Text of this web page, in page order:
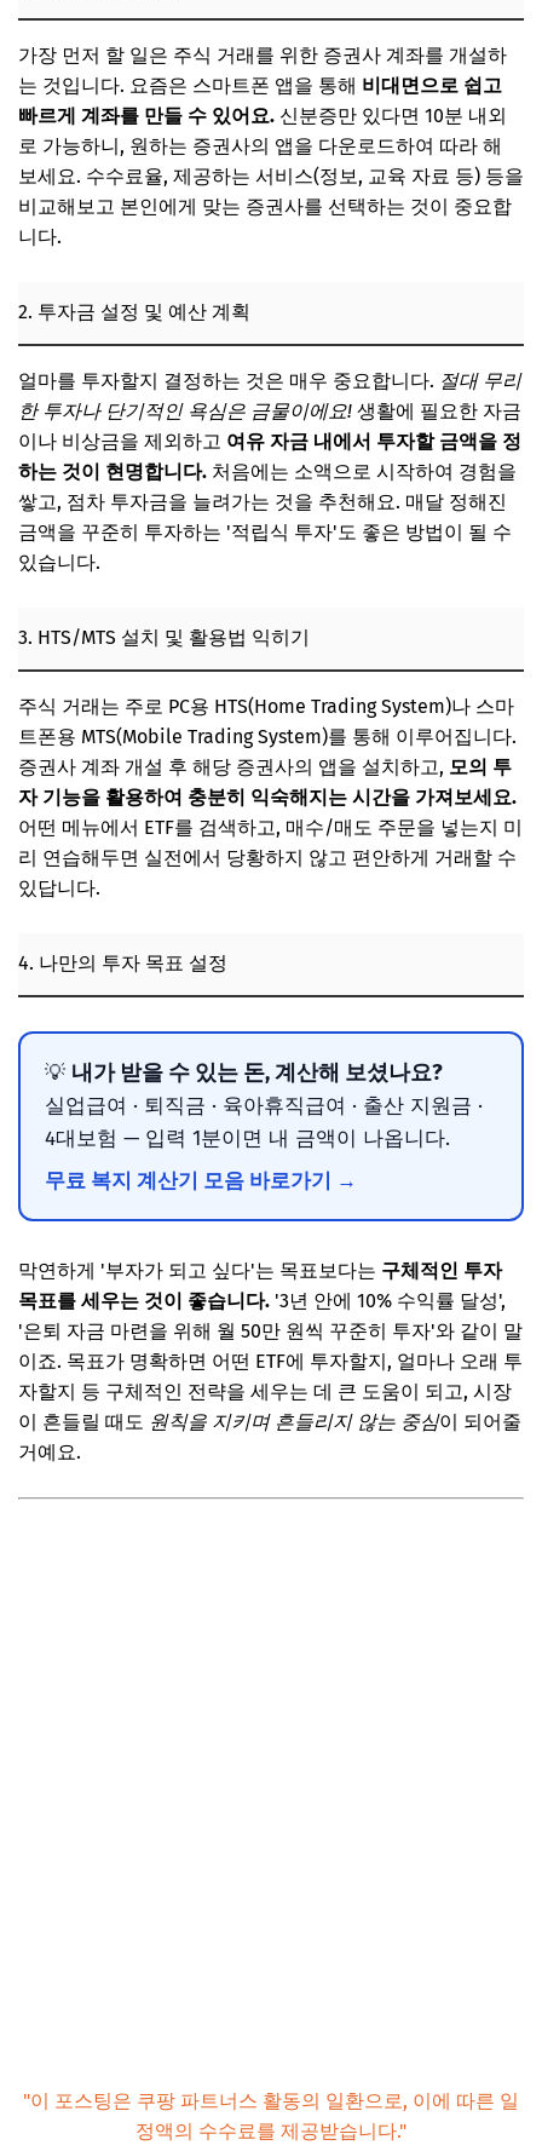
가장 먼저 할 일은 주식 거래를 위한 증권사 계좌를 개설하
는 것입니다. 요즘은 스마트폰 앱을 통해 비대면으로 쉽고
빠르게 계좌를 만들 수 있어요. 신분증만 있다면 10분 내외
로 가능하니, 원하는 증권사의 앱을 다운로드하여 따라 해
보세요. 수수료율, 제공하는 서비스(정보, 교육 자료 등) 등을
비교해보고 본인에게 맞는 증권사를 선택하는 것이 중요합
니다.
2. 투자금 설정 및 예산 계획
얼마를 투자할지 결정하는 것은 매우 중요합니다. 절대 무리
한 투자나 단기적인 욕심은 금물이에요! 생활에 필요한 자금
이나 비상금을 제외하고 여유 자금 내에서 투자할 금액을 정
하는 것이 현명합니다. 처음에는 소액으로 시작하여 경험을
쌓고, 점차 투자금을 늘려가는 것을 추천해요. 매달 정해진
금액을 꾸준히 투자하는 '적립식 투자'도 좋은 방법이 될 수
있습니다.
3. HTS/MTS 설치 및 활용법 익히기
주식 거래는 주로 PC용 HTS(Home Trading System)나 스마
트폰용 MTS(Mobile Trading System)를 통해 이루어집니다.
증권사 계좌 개설 후 해당 증권사의 앱을 설치하고, 모의 투
자 기능을 활용하여 충분히 익숙해지는 시간을 가져보세요.
어떤 메뉴에서 ETF를 검색하고, 매수/매도 주문을 넣는지 미
리 연습해두면 실전에서 당황하지 않고 편안하게 거래할 수
있답니다.
4. 나만의 투자 목표 설정
💡 내가 받을 수 있는 돈, 계산해 보셨나요?
실업급여 · 퇴직금 · 육아휴직급여 · 출산 지원금 ·
4대보험 — 입력 1분이면 내 금액이 나옵니다.
무료 복지 계산기 모음 바로가기 →
막연하게 '부자가 되고 싶다'는 목표보다는 구체적인 투자
목표를 세우는 것이 좋습니다. '3년 안에 10% 수익률 달성',
'은퇴 자금 마련을 위해 월 50만 원씩 꾸준히 투자'와 같이 말
이죠. 목표가 명확하면 어떤 ETF에 투자할지, 얼마나 오래 투
자할지 등 구체적인 전략을 세우는 데 큰 도움이 되고, 시장
이 흔들릴 때도 원칙을 지키며 흔들리지 않는 중심이 되어줄
거예요.
"이 포스팅은 쿠팡 파트너스 활동의 일환으로, 이에 따른 일
정액의 수수료를 제공받습니다."